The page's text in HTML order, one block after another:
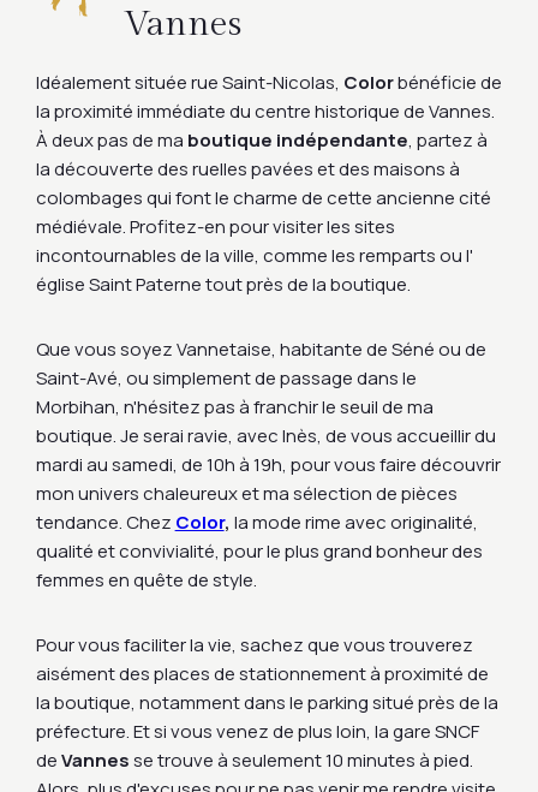
Vannes
Idéalement située rue Saint-Nicolas, Colorbénéficie de
la proximité immédiate du centre historique de Vannes.
À deux pas de ma boutique indépendante, partez à
la découverte des ruelles pavées et des maisons à
colombages qui font le charme de cette ancienne cité
médiévale. Profitez-en pour visiter les sites
incontournables de la ville, comme les remparts ou l'
église Saint Paterne tout près de la boutique.
Que vous soyez Vannetaise, habitante de Séné ou de
Saint-Avé, ou simplement de passage dans le
Morbihan, n'hésitez pas à franchir le seuil de ma
boutique. Je serai ravie, avec Inès, de vous accueillir du
mardi au samedi, de 10h à 19h, pour vous faire découvrir
mon univers chaleureux et ma sélection de pièces
tendance. Chez Color, la mode rime avec originalité,
qualité et convivialité, pour le plus grand bonheur des
femmes en quête de style.
Pour vous faciliter la vie, sachez que vous trouverez
aisément des places de stationnement à proximité de
la boutique, notamment dans le parking situé près de la
préfecture. Et si vous venez de plus loin, la gare SNCF
deVannesse trouve à seulement 10 minutes à pied.